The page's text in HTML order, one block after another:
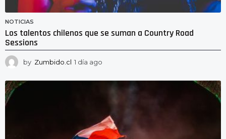
NOTICIAS
Los talentos chilenos que se suman a Country Road
Sessions
by Zumbido.cl 1 día ago
í
o